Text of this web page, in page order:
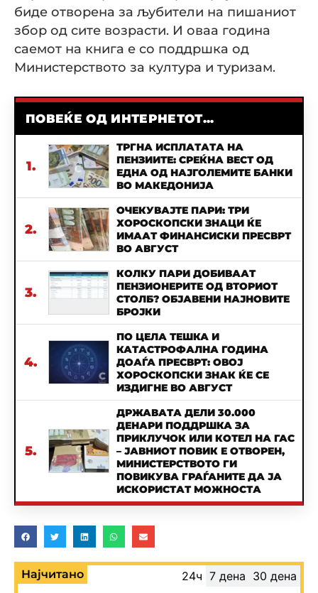
биде отворена за љубители на пишаниот
збор од сите возрасти. И оваа година
саемот на книга е со поддршка од
Министерството за култура и туризам.
ПОВЕЌЕ ОД ИНТЕРНЕТОТ...
1.
ТРГНА ИСПЛАТАТА НА
ПЕНЗИИТЕ: СРЕЌНА ВЕСТ ОД
ЕДНА ОД НАЈГОЛЕМИТЕ БАНКИ
ВО МАКЕДОНИЈА
2.
ОЧЕКУВАЈТЕ ПАРИ: ТРИ
ХОРОСКОПСКИ ЗНАЦИ ЌЕ
ИМААТ ФИНАНСИСКИ ПРЕСВРТ
ВО АВГУСТ
3.
КОЛКУ ПАРИ ДОБИВААТ
ПЕНЗИОНЕРИТЕ ОД ВТОРИОТ
СТОЛБ? ОБЈАВЕНИ НАЈНОВИТЕ
БРОЈКИ
4.
ПО ЦЕЛА ТЕШКА И
КАТАСТРОФАЛНА ГОДИНА
ДОАЃА ПРЕСВРТ: ОВОЈ
ХОРОСКОПСКИ ЗНАК ЌЕ СЕ
ИЗДИГНЕ ВО АВГУСТ
5.
ДРЖАВАТА ДЕЛИ 30.000
ДЕНАРИ ПОДДРШКА ЗА
ПРИКЛУЧОК ИЛИ КОТЕЛ НА ГАС
– ЈАВНИОТ ПОВИК Е ОТВОРЕН,
МИНИСТЕРСТВОТО ГИ
ПОВИКУВА ГРАЃАНИТЕ ДА ЈА
ИСКОРИСТАТ МОЖНОСТА
Најчитано 24ч 7 дена 30 дена